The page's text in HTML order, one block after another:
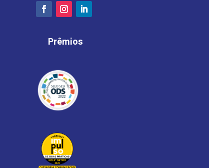
Prêmios